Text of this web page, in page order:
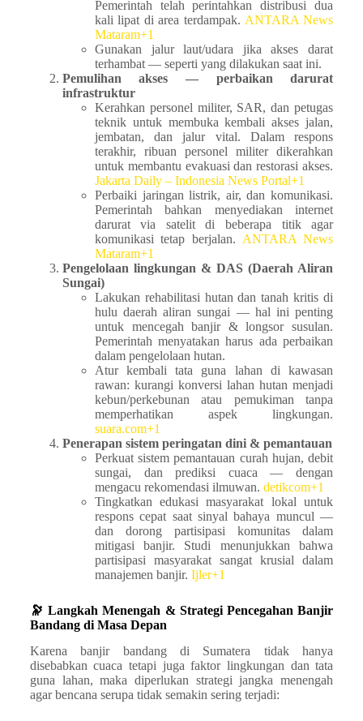
Pemerintah telah perintahkan distribusi dua
kali lipat di area terdampak. ANTARA News
Mataram+1
Gunakan jalur laut/udara jika akses darat
terhambat — seperti yang dilakukan saat ini.
Pemulihan akses — perbaikan darurat
infrastruktur
Kerahkan personel militer, SAR, dan petugas
teknik untuk membuka kembali akses jalan,
jembatan, dan jalur vital. Dalam respons
terakhir, ribuan personel militer dikerahkan
untuk membantu evakuasi dan restorasi akses.
Jakarta Daily – Indonesia News Portal+1
Perbaiki jaringan listrik, air, dan komunikasi.
Pemerintah bahkan menyediakan internet
darurat via satelit di beberapa titik agar
komunikasi tetap berjalan. ANTARA News
Mataram+1
Pengelolaan lingkungan & DAS (Daerah Aliran
Sungai)
Lakukan rehabilitasi hutan dan tanah kritis di
hulu daerah aliran sungai — hal ini penting
untuk mencegah banjir & longsor susulan.
Pemerintah menyatakan harus ada perbaikan
dalam pengelolaan hutan.
Atur kembali tata guna lahan di kawasan
rawan: kurangi konversi lahan hutan menjadi
kebun/perkebunan atau pemukiman tanpa
memperhatikan aspek lingkungan.
suara.com+1
Penerapan sistem peringatan dini & pemantauan
Perkuat sistem pemantauan curah hujan, debit
sungai, dan prediksi cuaca — dengan
mengacu rekomendasi ilmuwan. detikcom+1
Tingkatkan edukasi masyarakat lokal untuk
respons cepat saat sinyal bahaya muncul —
dan dorong partisipasi komunitas dalam
mitigasi banjir. Studi menunjukkan bahwa
partisipasi masyarakat sangat krusial dalam
manajemen banjir. Ijler+1
🔭 Langkah Menengah & Strategi Pencegahan Banjir
Bandang di Masa Depan
Karena banjir bandang di Sumatera tidak hanya
disebabkan cuaca tetapi juga faktor lingkungan dan tata
guna lahan, maka diperlukan strategi jangka menengah
agar bencana serupa tidak semakin sering terjadi: